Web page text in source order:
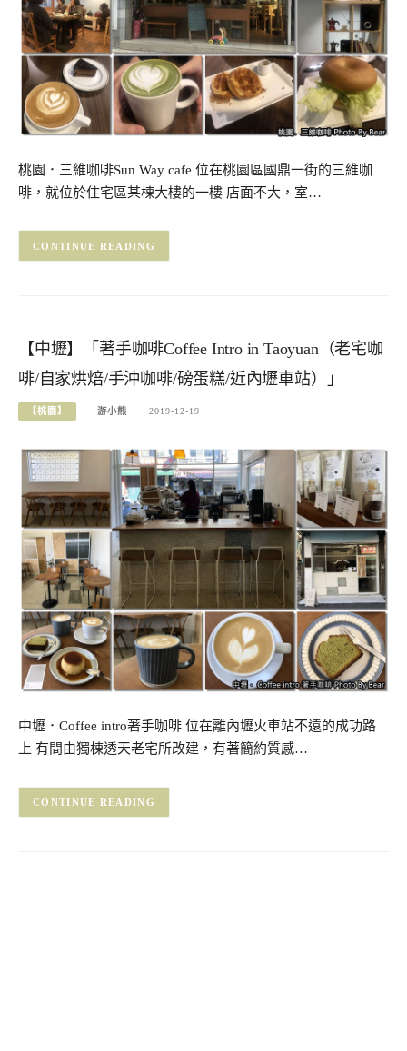
桃園．三維咖啡Sun Way cafe 位在桃園區國鼎一街的三維咖
啡，就位於住宅區某棟大樓的一樓 店面不大，室…
CONTINUE READING
【中壢】「著手咖啡Coffee Intro in Taoyuan（老宅咖
啡/自家烘焙/手沖咖啡/磅蛋糕/近內壢車站）」
【桃園】 游小熊 2019-12-19
中壢．Coffee intro著手咖啡 位在離內壢火車站不遠的成功路
上 有間由獨棟透天老宅所改建，有著簡約質感…
CONTINUE READING